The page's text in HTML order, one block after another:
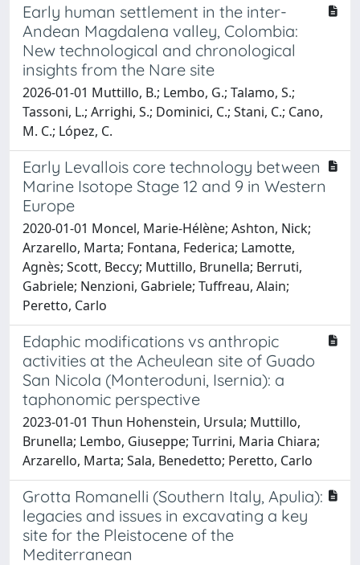
Early human settlement in the inter-
Andean Magdalena valley, Colombia:
New technological and chronological
insights from the Nare site
2026-01-01 Muttillo, B.; Lembo, G.; Talamo, S.;
Tassoni, L.; Arrighi, S.; Dominici, C.; Stani, C.; Cano,
M. C.; López, C.
Early Levallois core technology between
Marine Isotope Stage 12 and 9 in Western
Europe
2020-01-01 Moncel, Marie-Hélène; Ashton, Nick;
Arzarello, Marta; Fontana, Federica; Lamotte,
Agnès; Scott, Beccy; Muttillo, Brunella; Berruti,
Gabriele; Nenzioni, Gabriele; Tuffreau, Alain;
Peretto, Carlo
Edaphic modifications vs anthropic
activities at the Acheulean site of Guado
San Nicola (Monteroduni, Isernia): a
taphonomic perspective
2023-01-01 Thun Hohenstein, Ursula; Muttillo,
Brunella; Lembo, Giuseppe; Turrini, Maria Chiara;
Arzarello, Marta; Sala, Benedetto; Peretto, Carlo
Grotta Romanelli (Southern Italy, Apulia):
legacies and issues in excavating a key
site for the Pleistocene of the
Mediterranean